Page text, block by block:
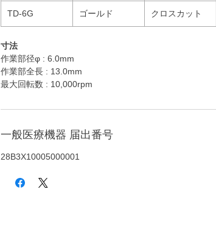
TD-6G ゴールド クロスカット
寸法
作業部径φ : 6.0mm
作業部全長 : 13.0mm
最大回転数 : 10,000rpm
一般医療機器 届出番号
28B3X10005000001